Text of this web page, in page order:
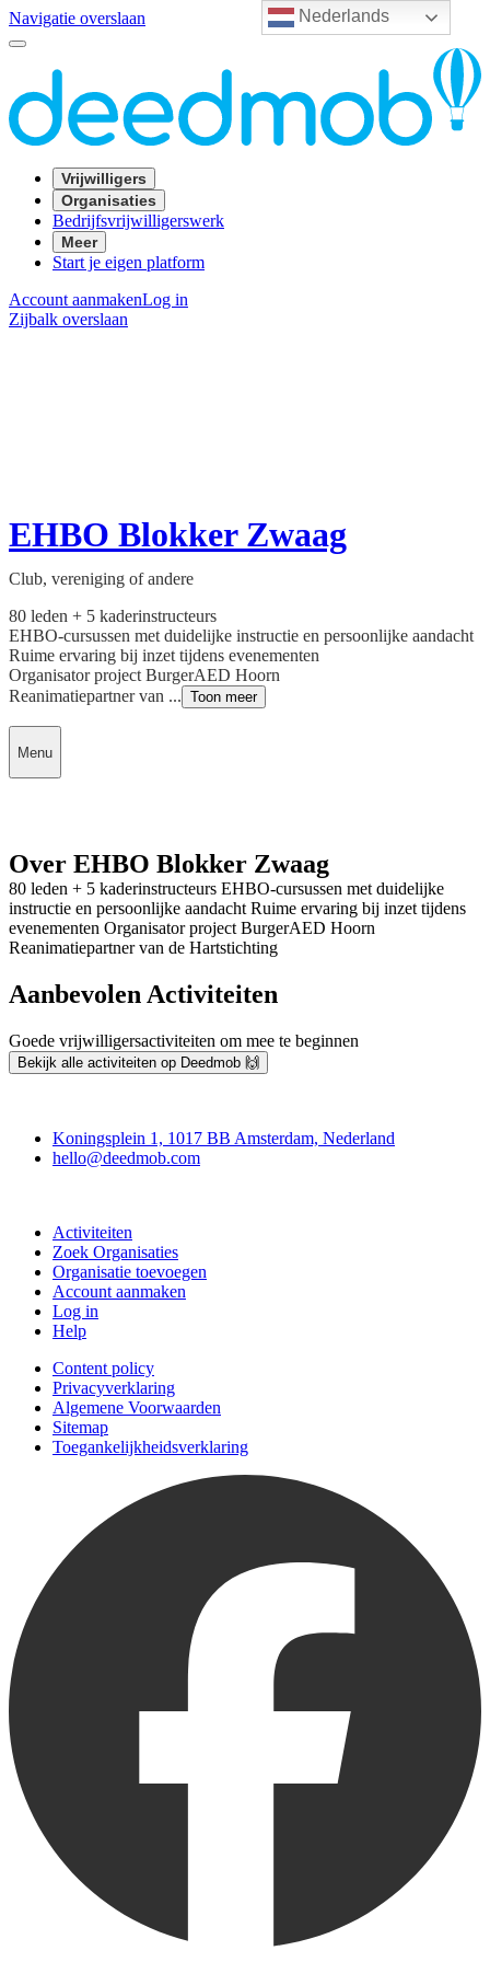
Nederlands
Navigatie overslaan
Vrijwilligers
Organisaties
Bedrijfsvrijwilligerswerk
Meer
Start je eigen platform
Account aanmakenLog in
Zijbalk overslaan
EHBO Blokker Zwaag
Club, vereniging of andere
80 leden + 5 kaderinstructeurs
EHBO-cursussen met duidelijke instructie en persoonlijke aandacht
Ruime ervaring bij inzet tijdens evenementen
Organisator project BurgerAED Hoorn
Reanimatiepartner van ... Toon meer
Menu
Over EHBO Blokker Zwaag
80 leden + 5 kaderinstructeurs EHBO-cursussen met duidelijke
instructie en persoonlijke aandacht Ruime ervaring bij inzet tijdens
evenementen Organisator project BurgerAED Hoorn
Reanimatiepartner van de Hartstichting
Aanbevolen Activiteiten
Goede vrijwilligersactiviteiten om mee te beginnen
Bekijk alle activiteiten op Deedmob 🙌
Koningsplein 1, 1017 BB Amsterdam, Nederland
hello@deedmob.com
Activiteiten
Zoek Organisaties
Organisatie toevoegen
Account aanmaken
Log in
Help
Content policy
Privacyverklaring
Algemene Voorwaarden
Sitemap
Toegankelijkheidsverklaring